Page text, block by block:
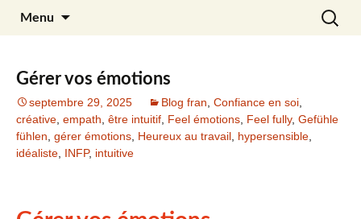
Julia Noyel
Menu
Gérer vos émotions
septembre 29, 2025 Blog fran Confiance en soi
créative empath être intuitif Feel émotions Feel fully, Gefühle
fühlen gérer émotions Heureux au travail hypersensible
idéaliste INFP, intuitive